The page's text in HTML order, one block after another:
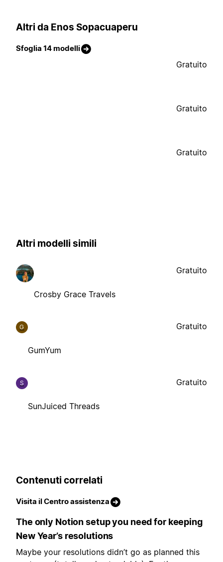
Altri da Enos Sopacuaperu
Sfoglia 14 modelli
Gratuito
Gratuito
Gratuito
Altri modelli simili
Crosby Grace Travels
Gratuito
G
GumYum
Gratuito
S
SunJuiced Threads
Gratuito
Contenuti correlati
Visita il Centro assistenza
The only Notion setup you need for keeping
New Year’s resolutions
Maybe your resolutions didn’t go as planned this